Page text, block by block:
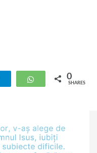
îl…
Telegram WhatsApp
0
SHARES